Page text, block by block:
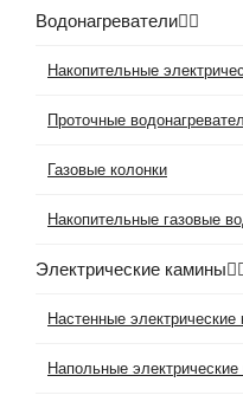
Водонагреватели
Накопительные
Проточные
Газовые колонки
Накопительные газовые
Электрические камины
Настенные электрические
Напольные